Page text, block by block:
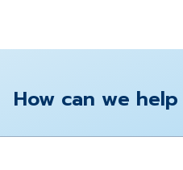
How can we